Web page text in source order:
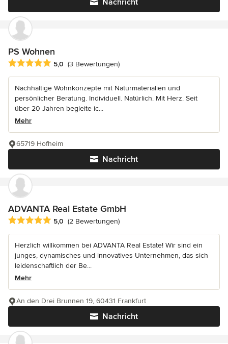
PS Wohnen
Durchschnittliche Bewertung: 5 von 5 Sternen
5,0 (3 Bewertungen)
Nachhaltige Wohnkonzepte mit Naturmaterialien und
persönlicher Beratung. Individuell. Natürlich. Mit Herz. Seit
über 20 Jahren begleite ic...
Mehr
Nachricht
65719 Hofheim
ADVANTA Real Estate GmbH
Durchschnittliche Bewertung: 5 von 5 Sternen
5,0 (2 Bewertungen)
Herzlich willkommen bei ADVANTA Real Estate! Wir sind ein
junges, dynamisches und innovatives Unternehmen, das sich
leidenschaftlich der Be...
Mehr
Nachricht
An den Drei Brunnen 19, 60431 Frankfurt